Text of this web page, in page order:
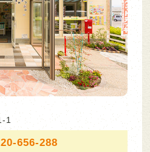
1
656-288